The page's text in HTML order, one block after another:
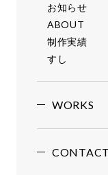
お知らせ
ABOUT
制作実績
すし
WORKS
CONTACT